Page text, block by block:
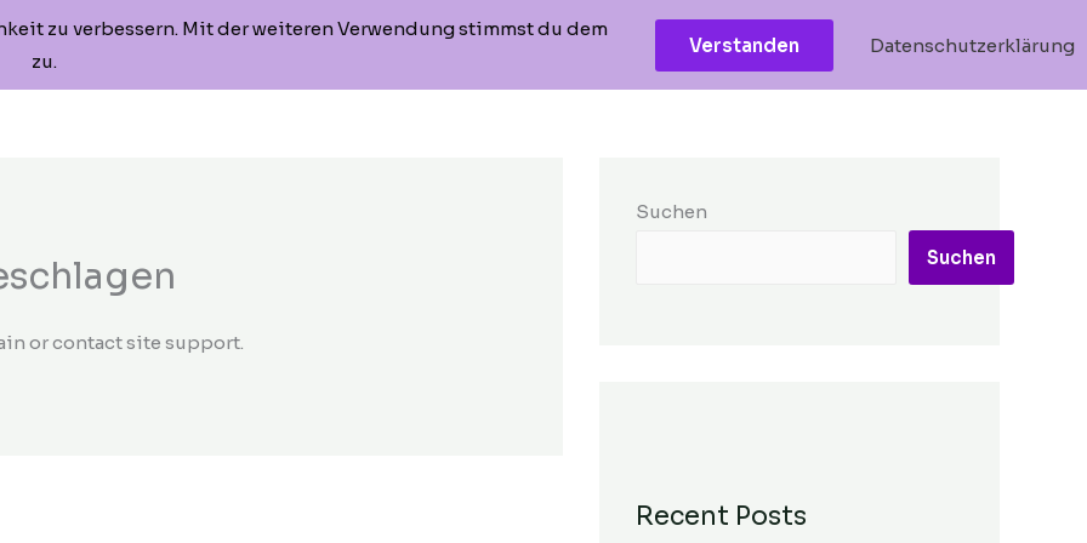
Home Das Buch Die Autorin Kontakt Facebook Instagram
or contact site support.
Suchen
Suchen
Recent Posts
zu verbessern. Mit der weiteren Verwendung stimmst du dem
zu.
Verstanden Datenschutzerklärung